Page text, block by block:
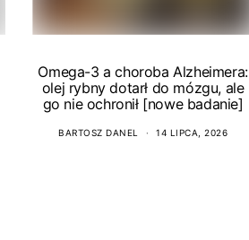
Omega-3 a choroba Alzheimera:
olej rybny dotarł do mózgu, ale
go nie ochronił [nowe badanie]
BARTOSZ DANEL 14 LIPCA, 2026